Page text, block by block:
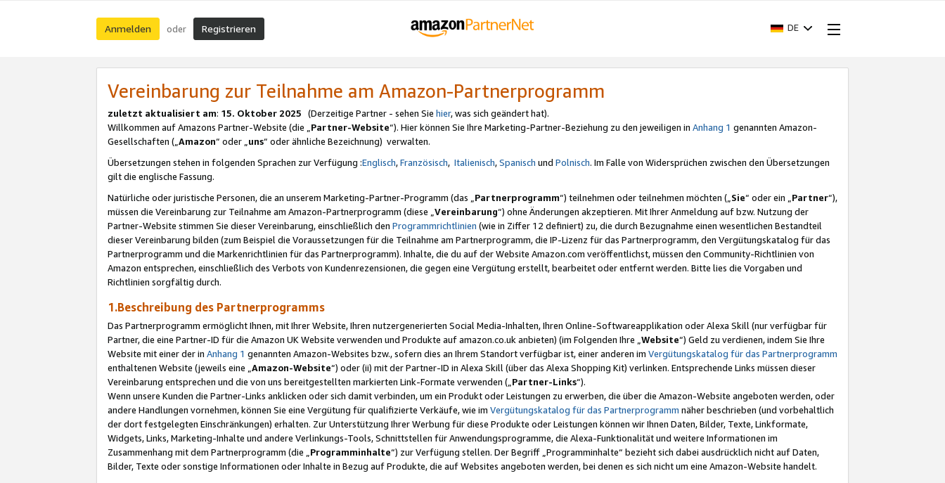
Anmelden oder Registrieren DE
Vereinbarung zur Teilnahme am Amazon-Partnerprogramm
zuletzt aktualisiert am: 15. Oktober 2025 (Derzeitige Partner - sehen Sie hier, was sich geändert hat).
Willkommen auf Amazons Partner-Website (die „Partner-Website“). Hier können Sie Ihre Marketing-Partner-Beziehung zu den jeweiligen in Anhang 1 genannten Amazon-
Gesellschaften („Amazon“ oder „uns“ oder ähnliche Bezeichnung) verwalten.
Übersetzungen stehen in folgenden Sprachen zur Verfügung :Englisch,Französisch, Italienisch,Spanisch und Polnisch. Im Falle von Widersprüchen zwischen den Übersetzungen
gilt die englische Fassung.
Natürliche oder juristische Personen, die an unserem Marketing-Partner-Programm (das „Partnerprogramm“) teilnehmen oder teilnehmen möchten („Sie“ oder ein „Partner“),
müssen die Vereinbarung zur Teilnahme am Amazon-Partnerprogramm (diese „Vereinbarung“) ohne Änderungen akzeptieren. Mit Ihrer Anmeldung auf bzw. Nutzung der
Partner-Website stimmen Sie dieser Vereinbarung, einschließlich den Programmrichtlinien (wie in Ziffer 12 definiert) zu, die durch Bezugnahme einen wesentlichen Bestandteil
dieser Vereinbarung bilden (zum Beispiel die Voraussetzungen für die Teilnahme am Partnerprogramm, die IP-Lizenz für das Partnerprogramm, den Vergütungskatalog für das
Partnerprogramm und die Markenrichtlinien für das Partnerprogramm). Inhalte, die du auf der Website Amazon.com veröffentlichst, müssen den Community-Richtlinien von
Amazon entsprechen, einschließlich des Verbots von Kundenrezensionen, die gegen eine Vergütung erstellt, bearbeitet oder entfernt werden. Bitte lies die Vorgaben und
Richtlinien sorgfältig durch.
1.Beschreibung des Partnerprogramms
Das Partnerprogramm ermöglicht Ihnen, mit Ihrer Website, Ihren nutzergenerierten Social Media-Inhalten, Ihren Online-Softwareapplikation oder Alexa Skill (nur verfügbar für
Partner, die eine Partner-ID für die Amazon UK Website verwenden und Produkte auf amazon.co.uk anbieten) (im Folgenden Ihre „ Website“) Geld zu verdienen, indem Sie Ihre
Website mit einer der in Anhang 1 genannten Amazon-Websites bzw., sofern dies an Ihrem Standort verfügbar ist, einer anderen im Vergütungskatalog für das Partnerprogramm
enthaltenen Website (jeweils eine „ Amazon-Website“) oder (ii) mit der Partner-ID in Alexa Skill (über das Alexa Shopping Kit) verlinken. Entsprechende Links müssen dieser
Vereinbarung entsprechen und die von uns bereitgestellten markierten Link-Formate verwenden („ Partner-Links“).
Wenn unsere Kunden die Partner-Links anklicken oder sich damit verbinden, um ein Produkt oder Leistungen zu erwerben, die über die Amazon-Website angeboten werden, oder
andere Handlungen vornehmen, können Sie eine Vergütung für qualifizierte Verkäufe, wie im Vergütungskatalog für das Partnerprogramm näher beschrieben (und vorbehaltlich
der dort festgelegten Einschränkungen) erhalten. Zur Unterstützung Ihrer Werbung für diese Produkte oder Leistungen können wir Ihnen Daten, Bilder, Texte, Linkformate,
Widgets, Links, Marketing-Inhalte und andere Verlinkungs-Tools, Schnittstellen für Anwendungsprogramme, die Alexa-Funktionalität und weitere Informationen im
Zusammenhang mit dem Partnerprogramm (die „ Programminhalte“) zur Verfügung stellen. Der Begriff „Programminhalte“ bezieht sich dabei ausdrücklich nicht auf Daten,
Bilder, Texte oder sonstige Informationen oder Inhalte in Bezug auf Produkte, die auf Websites angeboten werden, bei denen es sich nicht um eine Amazon-Website handelt.